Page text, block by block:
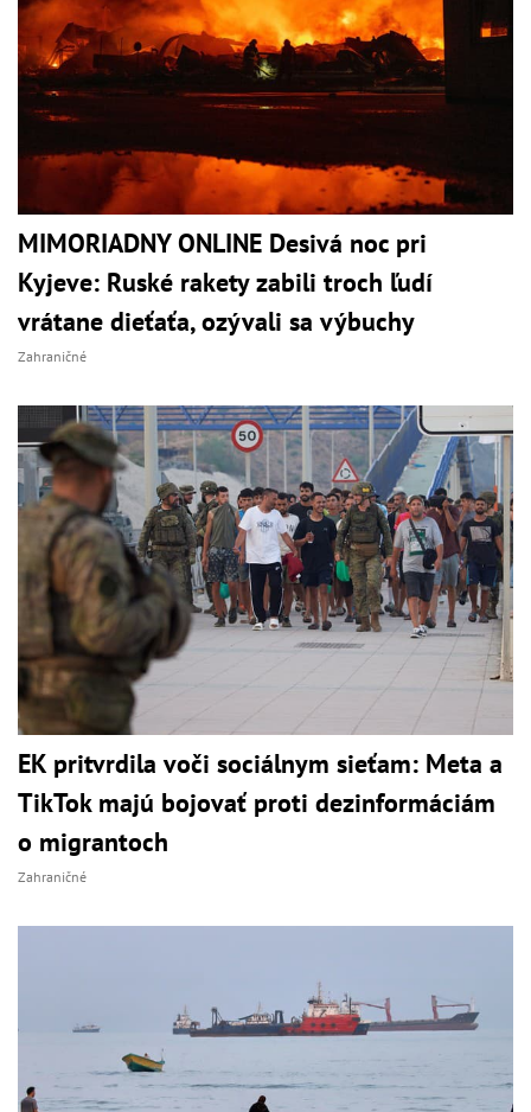
MIMORIADNY ONLINE Desivá noc pri
Kyjeve: Ruské rakety zabili troch ľudí
vrátane dieťaťa, ozývali sa výbuchy
Zahraničné
EK pritvrdila voči sociálnym sieťam: Meta a
TikTok majú bojovať proti dezinformáciám
o migrantoch
Zahraničné